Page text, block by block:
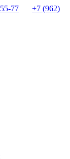
77
+7 (962)